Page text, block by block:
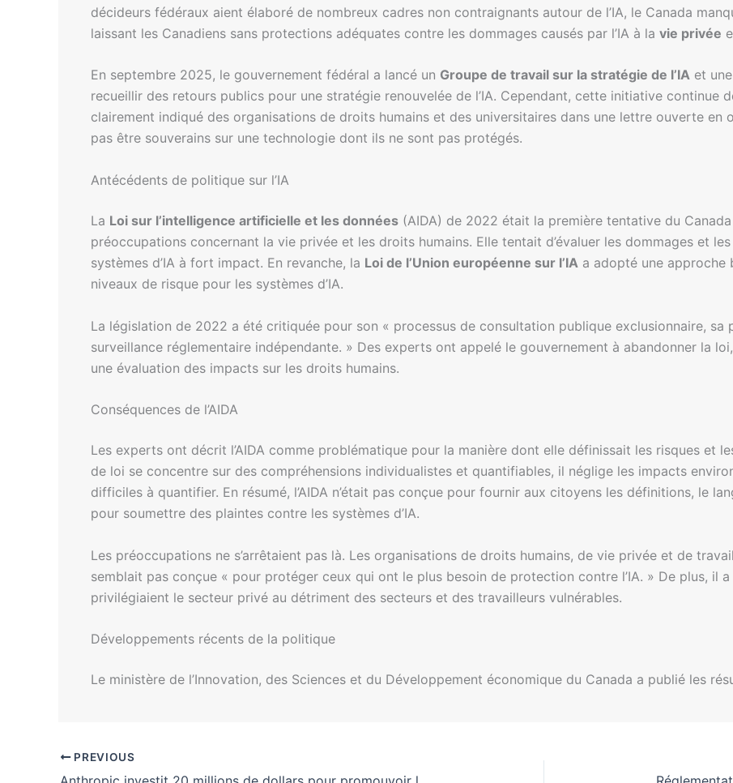
décideurs fédéraux aient élaboré de nombreux cadres non contraignants autour de l’IA, le Canada
laissant les Canadiens sans protections adéquates contre les dommages causés par l’IA à la vie privée
En septembre 2025, le gouvernement fédéral a lancé un Groupe de travail sur la stratégie de l’IA et
recueillir des retours publics pour une stratégie renouvelée de l’IA. Cependant, cette initiative continue
clairement indiqué des organisations de droits humains et des universitaires dans une lettre ouverte en
pas être souverains sur une technologie dont ils ne sont pas protégés.
Antécédents de politique sur l’IA
La Loi sur l’intelligence artificielle et les données (AIDA) de 2022 était la première tentative du Canada
préoccupations concernant la vie privée et les droits humains. Elle tentait d’évaluer les dommages et
systèmes d’IA à fort impact. En revanche, la Loi de l’Union européenne sur l’IA a adopté une approche
niveaux de risque pour les systèmes d’IA.
La législation de 2022 a été critiquée pour son « processus de consultation publique exclusionnaire, sa
surveillance réglementaire indépendante. » Des experts ont appelé le gouvernement à abandonner la
une évaluation des impacts sur les droits humains.
Conséquences de l’AIDA
Les experts ont décrit l’AIDA comme problématique pour la manière dont elle définissait les risques et
de loi se concentre sur des compréhensions individualistes et quantifiables, il néglige les impacts
difficiles à quantifier. En résumé, l’AIDA n’était pas conçue pour fournir aux citoyens les définitions, le
pour soumettre des plaintes contre les systèmes d’IA.
Les préoccupations ne s’arrêtaient pas là. Les organisations de droits humains, de vie privée et de
semblait pas conçue « pour protéger ceux qui ont le plus besoin de protection contre l’IA. » De plus, il
privilégiaient le secteur privé au détriment des secteurs et des travailleurs vulnérables.
Développements récents de la politique
Le ministère de l’Innovation, des Sciences et du Développement économique du Canada a publié les
PREVIOUS